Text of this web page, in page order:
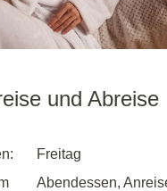
und Abreise
Freitag
Abendessen,